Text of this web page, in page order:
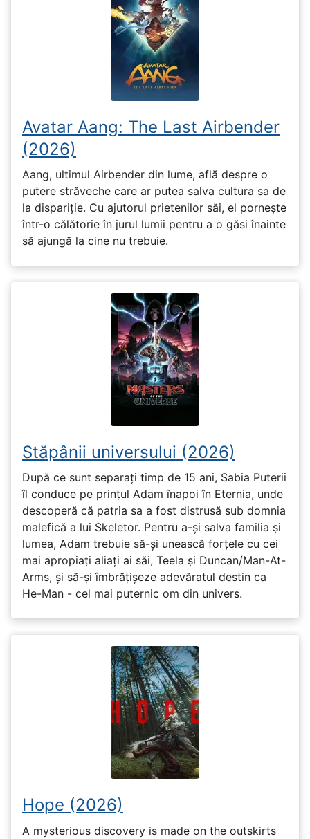
Avatar Aang: The Last Airbender
(2026)
Aang, ultimul Airbender din lume, află despre o
putere străveche care ar putea salva cultura sa de
la dispariție. Cu ajutorul prietenilor săi, el pornește
într-o călătorie în jurul lumii pentru a o găsi înainte
să ajungă la cine nu trebuie.
Stăpânii universului (2026)
După ce sunt separați timp de 15 ani, Sabia Puterii
îl conduce pe prințul Adam înapoi în Eternia, unde
descoperă că patria sa a fost distrusă sub domnia
malefică a lui Skeletor. Pentru a-și salva familia și
lumea, Adam trebuie să-și unească forțele cu cei
mai apropiați aliați ai săi, Teela și Duncan/Man-At-
Arms, și să-și îmbrățișeze adevăratul destin ca
He-Man - cel mai puternic om din univers.
Hope (2026)
A mysterious discovery is made on the outskirts